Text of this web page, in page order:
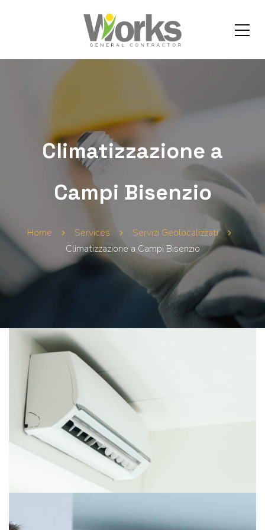
Climatizzazione a
Campi Bisenzio
Home Services
Servizi Geolocalizzati
Climatizzazione a Campi Bisenzio